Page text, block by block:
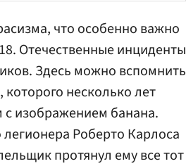
что особенно важно
Отечественные инциденты
Здесь можно вспомнить
несколько лет
с изображением банана.
Роберто Карлоса
протянул ему все тот